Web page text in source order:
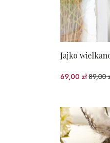
Jajko
69,00 zł89,00